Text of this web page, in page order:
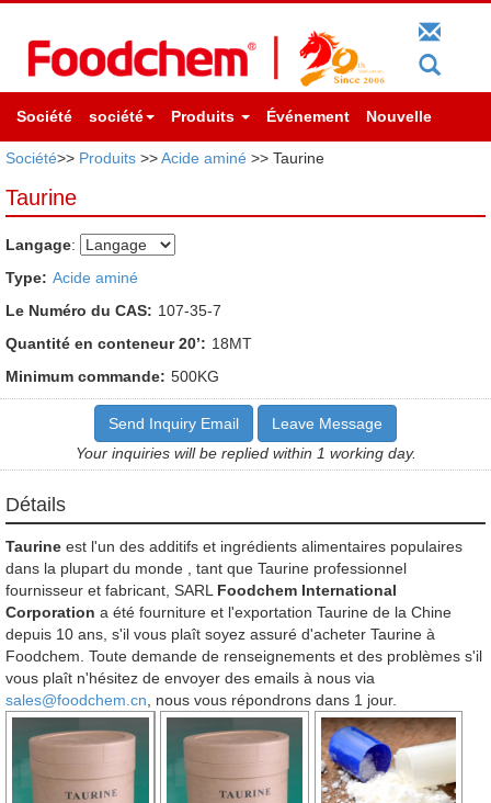
Société société Produits Événement Nouvelle
Société>> Produits >>Acide aminé >> Taurine
Taurine
Langage:
Type: Acide aminé
Le Numéro du CAS: 107-35-7
Quantité en conteneur 20’: 18MT
Minimum commande: 500KG
Send Inquiry Email
Leave Message
Your inquiries will be replied within 1 working day.
Détails
Taurine est l'un des additifs et ingrédients alimentaires populaires
dans la plupart du monde , tant que Taurine professionnel
fournisseur et fabricant, SARL Foodchem International
Corporation a été fourniture et l'exportation Taurine de la Chine
depuis 10 ans, s'il vous plaît soyez assuré d'acheter Taurine à
Foodchem. Toute demande de renseignements et des problèmes s'il
vous plaît n'hésitez de envoyer des emails à nous via
sales@foodchem.cn , nous vous répondrons dans 1 jour.